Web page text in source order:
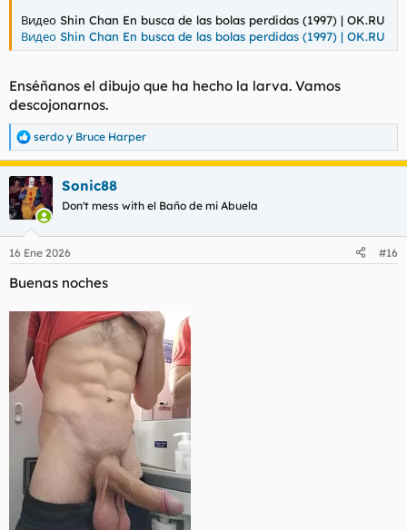
Видео Shin Chan En busca de las bolas perdidas (1997) | OK.RU
Видео Shin Chan En busca de las bolas perdidas (1997) | OK.RU
Enséñanos el dibujo que ha hecho la larva. Vamos
descojonarnos.
R
e
a
c
c
i
e
:
serdo y Bruce Harper
Sonic88
Don't mess with el Baño de mi Abuela
16 Ene 2026 #16
Buenas noches